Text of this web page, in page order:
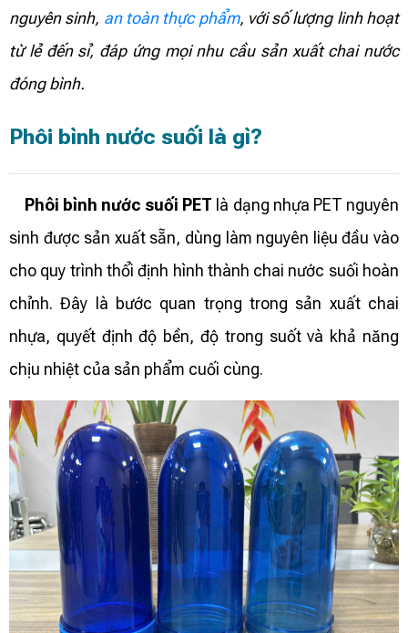
nguyên sinh, an toàn thực phẩm, với số lượng linh hoạt
từ lẻ đến sỉ, đáp ứng mọi nhu cầu sản xuất chai nước
đóng bình.
Phôi bình nước suối là gì?
Phôi bình nước suối PET là dạng nhựa PET nguyên
sinh được sản xuất sẵn, dùng làm nguyên liệu đầu vào
cho quy trình thổi định hình thành chai nước suối hoàn
chỉnh. Đây là bước quan trọng trong sản xuất chai
nhựa, quyết định độ bền, độ trong suốt và khả năng
chịu nhiệt của sản phẩm cuối cùng.